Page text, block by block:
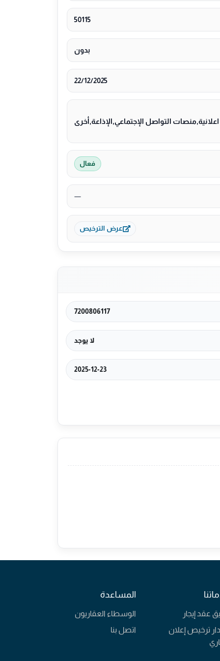
50115
بدون
22/12/2025
التواصل الإجتماعي,الإذاعة,أخرى
فعال
—
عرض الترخيص
7200806117
لا يوجد
2025-12-23
عقد إيجار
ترخيص إعلان
المساعدة
الوسطاء العقاريون
اتصل بنا